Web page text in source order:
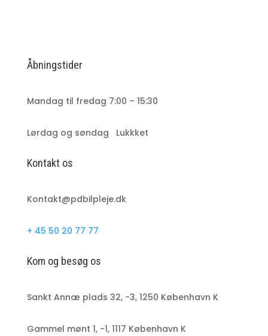
Åbningstider
Mandag til fredag 7:00 – 15:30
Lørdag og søndag Lukkket
Kontakt os
Kontakt@pdbilpleje.dk
+ 45 50 20 77 77
Kom og besøg os
Sankt Annæ plads 32, -3, 1250 København K
Gammel mønt 1, -1, 1117 København K